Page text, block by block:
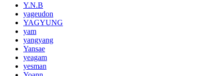
Y.N.B
yageudon
YAGYUNG
yam
yangyang
Yansae
yeagam
yesman